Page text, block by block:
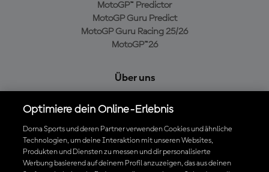
MotoGP™ Predictor
MotoGP Guru Predict
MotoGP Guru Racing 25/26
MotoGP™26
Über uns
Cookie-Richtlinien
Geschäftsbedingungen
Datenschutzrichtlinien
Kaufrichtlinie
Optimiere dein Online-Erlebnis
Dorna Sports und deren Partner verwenden Cookies und ähnliche
Technologien, um deine Interaktion mit unseren Websites,
Produkten und Diensten zu messen und dir personalisierte
Werbung basierend auf deinem Profil anzuzeigen, das aus deinen